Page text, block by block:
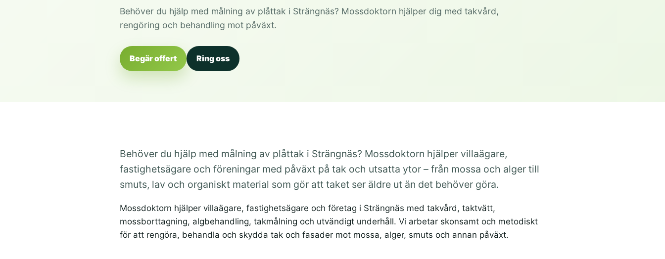
Behöver du hjälp med målning av plåttak i Strängnäs? Mossdoktorn hjälper dig med takvård,
rengöring och behandling mot påväxt.
Begär offert Ring oss
Behöver du hjälp med målning av plåttak i Strängnäs? Mossdoktorn hjälper villaägare,
fastighetsägare och föreningar med påväxt på tak och utsatta ytor – från mossa och alger till
smuts, lav och organiskt material som gör att taket ser äldre ut än det behöver göra.
Mossdoktorn hjälper villaägare, fastighetsägare och företag i Strängnäs med takvård, taktvätt,
mossborttagning, algbehandling, takmålning och utvändigt underhåll. Vi arbetar skonsamt och metodiskt
för att rengöra, behandla och skydda tak och fasader mot mossa, alger, smuts och annan påväxt.